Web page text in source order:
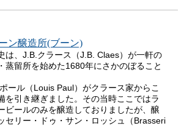
ン醸造所(ブーン)
は、J.B.クラース（J.B. Claes）が一軒の
蒸留所を始めた1680年にさかのぼること
ール（Louis Paul）がクラース家からこ
を引き継ぎました。その当時ここではラ
ビールのみを醸造しておりましたが、醸
セリー・ドゥ・サン・ロッシュ（Brasseri